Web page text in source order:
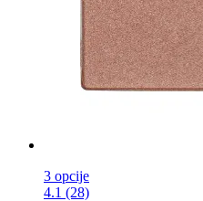
3 opcije
4.1 (28)